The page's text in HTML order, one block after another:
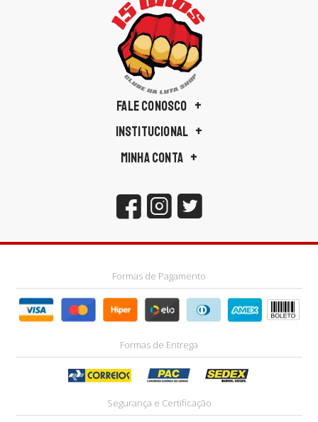
FALE CONOSCO
INSTITUCIONAL
MINHA CONTA
Formas de Pagamento
Formas de Entrega
Segurança e Certificação